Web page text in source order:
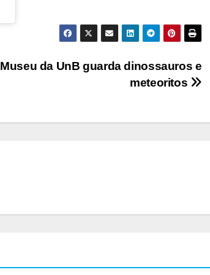
Museu da UnB guarda dinossauros e
meteoritos